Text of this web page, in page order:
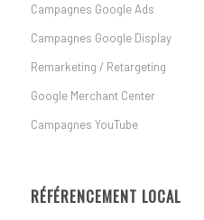
Campagnes Google Ads
Campagnes Google Display
Remarketing / Retargeting
Google Merchant Center
Campagnes YouTube
RÉFÉRENCEMENT LOCAL